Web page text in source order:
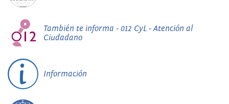
También te informa - 012 CyL - Atención al
Ciudadano
Información